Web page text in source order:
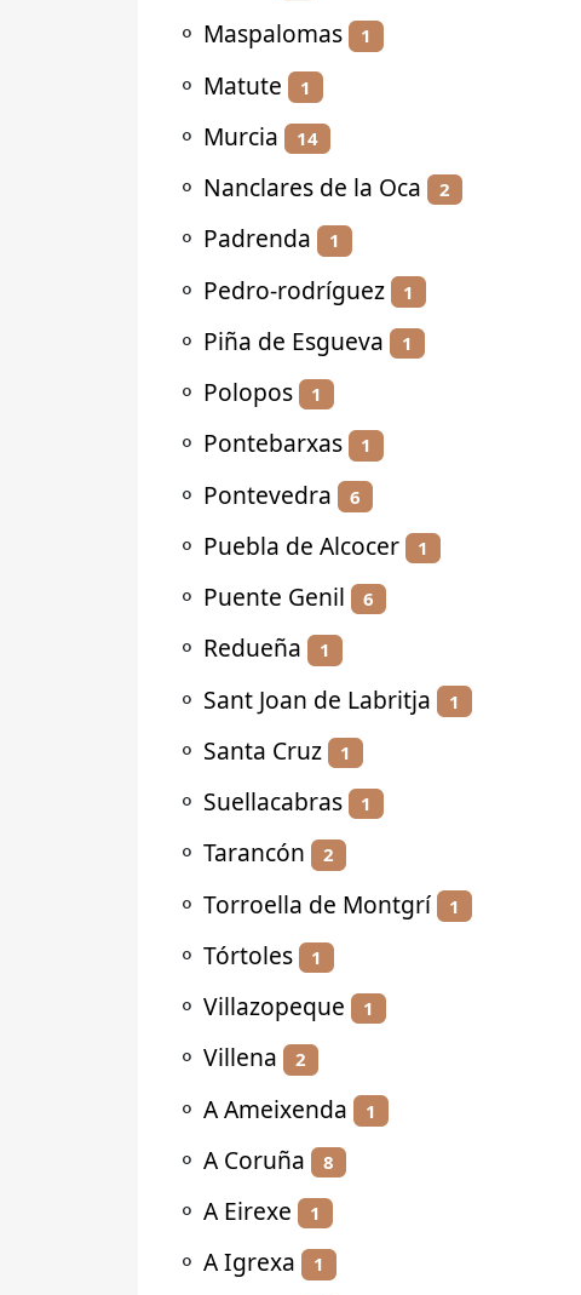
⚬ Maspalomas 1
⚬ Matute 1
⚬ Murcia 14
⚬ Nanclares de la Oca 2
⚬ Padrenda 1
⚬ Pedro-rodríguez 1
⚬ Piña de Esgueva 1
⚬ Polopos 1
⚬ Pontebarxas 1
⚬ Pontevedra 6
⚬ Puebla de Alcocer 1
⚬ Puente Genil 6
⚬ Redueña 1
⚬ Sant Joan de Labritja 1
⚬ Santa Cruz 1
⚬ Suellacabras 1
⚬ Tarancón 2
⚬ Torroella de Montgrí 1
⚬ Tórtoles 1
⚬ Villazopeque 1
⚬ Villena 2
⚬ A Ameixenda 1
⚬ A Coruña 8
⚬ A Eirexe 1
⚬ A Igrexa 1